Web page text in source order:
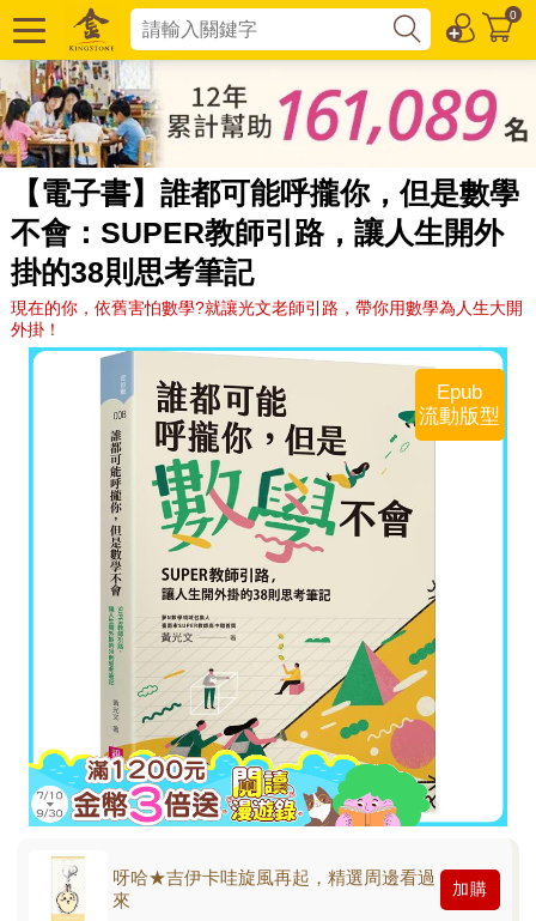
0
【電子書】誰都可能呼攏你，但是數學
不會：SUPER教師引路，讓人生開外
掛的38則思考筆記
現在的你，依舊害怕數學?就讓光文老師引路，帶你用數學為人生大開
外掛！
Epub
流動版型
呀哈★吉伊卡哇旋風再起，精選周邊看過
來
加購